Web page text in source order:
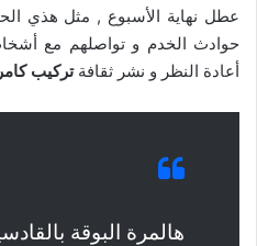
عطل نهاية الأسبوع , مثل هذي
حوادث الخدم و تواصلهم مع
أعادة النظر و نشر ثقافةتركيب
هالمرة البوقة